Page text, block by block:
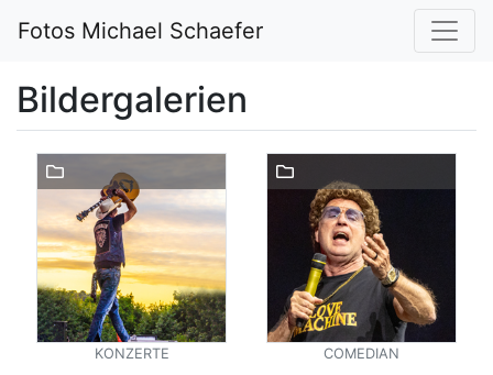
Fotos Michael Schaefer
Bildergalerien
KONZERTE COMEDIAN